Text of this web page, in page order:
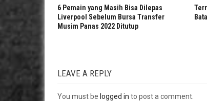
6 Pemain yang Masih Bisa Dilepas
Liverpool Sebelum Bursa Transfer
Musim Panas 2022 Ditutup
LEAVE A REPLY
You must be logged in to post a comment.